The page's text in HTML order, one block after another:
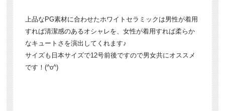
上品なPG素材に合わせたホワイトセラミックは男性が着用
すれば清潔感のあるオシャレを、女性が着用すれば柔らか
なキュートさを演出してくれます♪
サイズも日本サイズで12号前後ですので男女共にオススメ
です！(^o^)